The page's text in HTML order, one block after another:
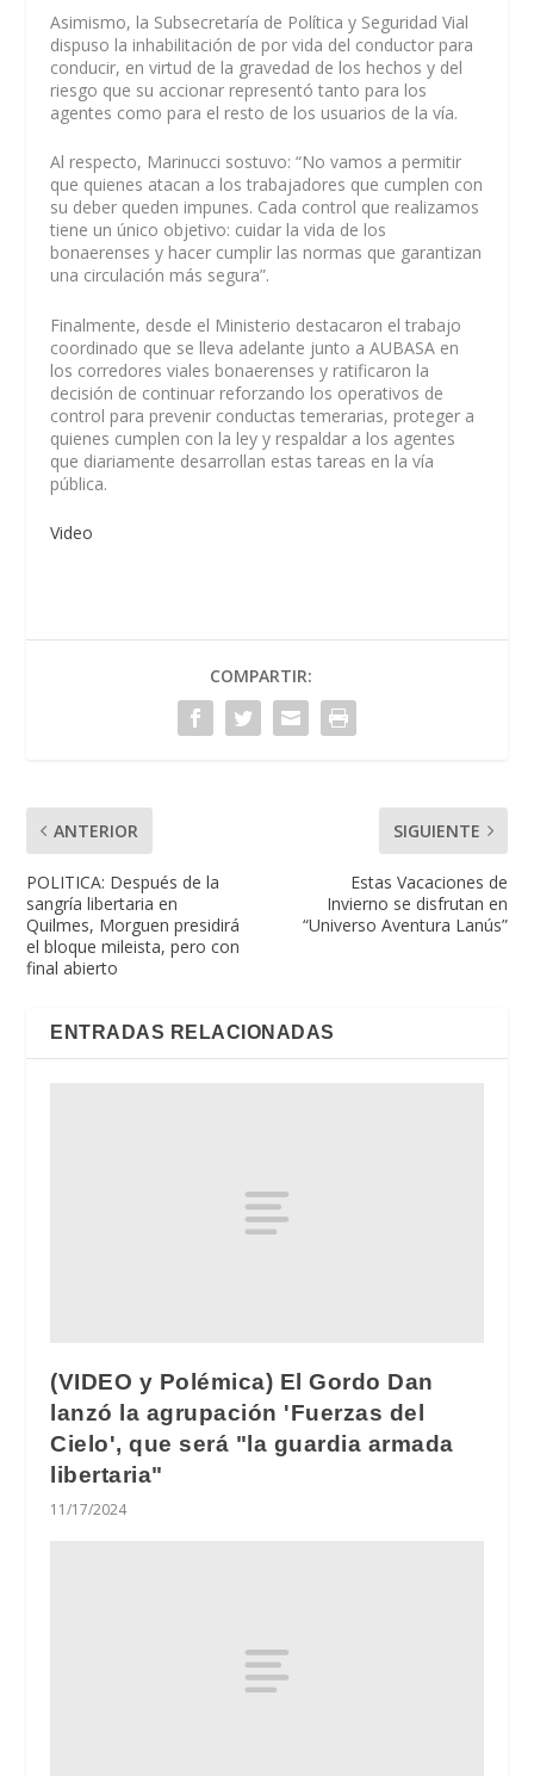
Asimismo, la Subsecretaría de Política y Seguridad Vial
dispuso la inhabilitación de por vida del conductor para
conducir, en virtud de la gravedad de los hechos y del
riesgo que su accionar representó tanto para los
agentes como para el resto de los usuarios de la vía.
Al respecto, Marinucci sostuvo: “No vamos a permitir
que quienes atacan a los trabajadores que cumplen con
su deber queden impunes. Cada control que realizamos
tiene un único objetivo: cuidar la vida de los
bonaerenses y hacer cumplir las normas que garantizan
una circulación más segura”.
Finalmente, desde el Ministerio destacaron el trabajo
coordinado que se lleva adelante junto a AUBASA en
los corredores viales bonaerenses y ratificaron la
decisión de continuar reforzando los operativos de
control para prevenir conductas temerarias, proteger a
quienes cumplen con la ley y respaldar a los agentes
que diariamente desarrollan estas tareas en la vía
pública.
Video
COMPARTIR:
ANTERIOR
POLITICA: Después de la
sangría libertaria en
Quilmes, Morguen presidirá
el bloque mileista, pero con
final abierto
SIGUIENTE
Estas Vacaciones de
Invierno se disfrutan en
“Universo Aventura Lanús”
ENTRADAS RELACIONADAS
(VIDEO y Polémica) El Gordo Dan
lanzó la agrupación 'Fuerzas del
Cielo', que será "la guardia armada
libertaria"
11/17/2024